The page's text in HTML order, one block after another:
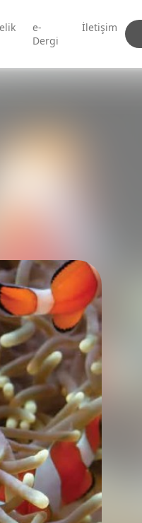
e-
Dergi
İletişim